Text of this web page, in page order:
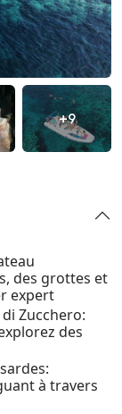
+9
des grottes et
expert
Zucchero:
des
à travers